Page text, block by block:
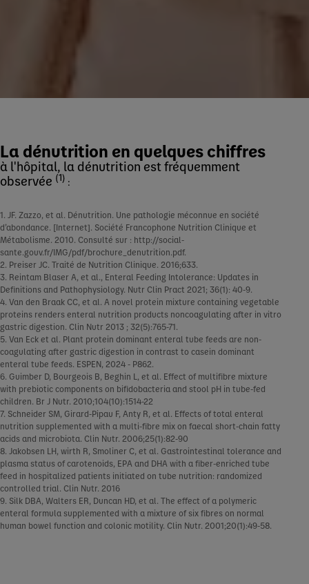
La dénutrition en quelques chiffres
à l'hôpital, la dénutrition est fréquemment
observée (1) :
1. JF. Zazzo, et al. Dénutrition. Une pathologie méconnue en société
d’abondance. [Internet]. Société Francophone Nutrition Clinique et
Métabolisme. 2010. Consulté sur : http://social-
sante.gouv.fr/IMG/pdf/brochure_denutrition.pdf.
2. Preiser JC. Traité de Nutrition Clinique. 2016;633.
3. Reintam Blaser A, et al., Enteral Feeding Intolerance: Updates in
Definitions and Pathophysiology. Nutr Clin Pract 2021; 36(1): 40-9.
4. Van den Braak CC, et al. A novel protein mixture containing vegetable
proteins renders enteral nutrition products noncoagulating after in vitro
gastric digestion. Clin Nutr 2013 ; 32(5):765-71.
5. Van Eck et al. Plant protein dominant enteral tube feeds are non-
coagulating after gastric digestion in contrast to casein dominant
enteral tube feeds. ESPEN, 2024 - P862.
6. Guimber D, Bourgeois B, Beghin L, et al. Effect of multifibre mixture
with prebiotic components on bifidobacteria and stool pH in tube-fed
children. Br J Nutr. 2010;104(10):1514-22
7. Schneider SM, Girard-Pipau F, Anty R, et al. Effects of total enteral
nutrition supplemented with a multi-fibre mix on faecal short-chain fatty
acids and microbiota. Clin Nutr. 2006;25(1):82-90
8. Jakobsen LH, wirth R, Smoliner C, et al. Gastrointestinal tolerance and
plasma status of carotenoids, EPA and DHA with a fiber-enriched tube
feed in hospitalized patients initiated on tube nutrition: randomized
controlled trial. Clin Nutr. 2016
9. Silk DBA, Walters ER, Duncan HD, et al. The effect of a polymeric
enteral formula supplemented with a mixture of six fibres on normal
human bowel function and colonic motility. Clin Nutr. 2001;20(1):49-58.